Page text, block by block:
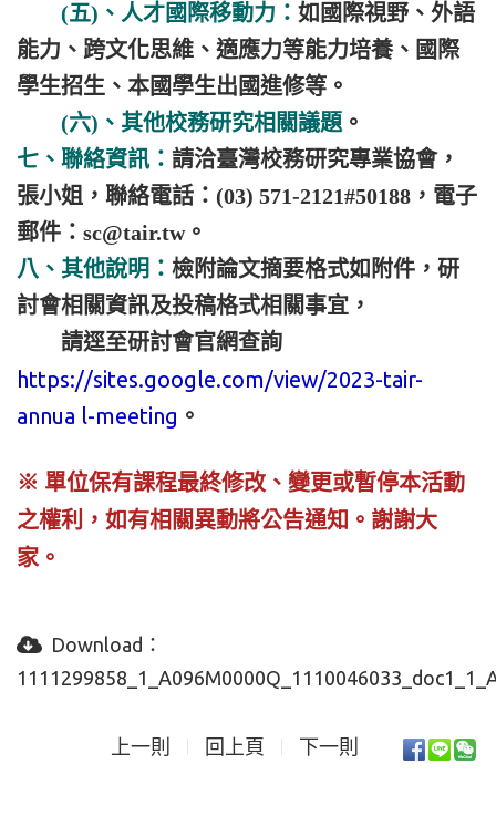
(五)、人才國際移動力： 如國際視野、外語
能力、跨文化思維、適應力等能力培養、國際
學生招生、本國學生出國進修等。
(六)、其他校務研究相關議題 。
七、聯絡資訊： 請洽臺灣校務研究專業協會，
張小姐，聯絡電話：(03) 571-2121#50188，電子
郵件：sc@tair.tw。
八、其他說明： 檢附論文摘要格式如附件，研
討會相關資訊及投稿格式相關事宜，
請逕至研討會官網查詢
https://sites.google.com/view/2023-tair-
annua l-meeting 。
※ 單位保有課程最終修改、變更或暫停本活動
之權利，如有相關異動將公告通知。 謝謝大
家。
Download：
上一則 回上頁 下一則